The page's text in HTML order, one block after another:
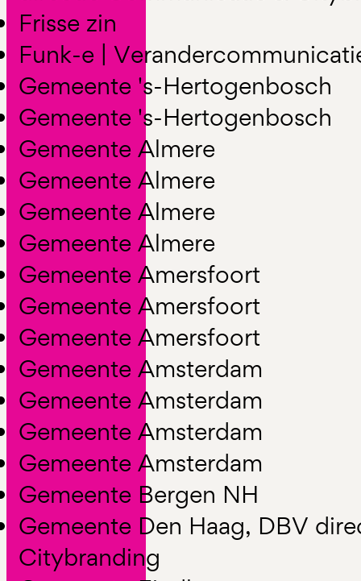
Frisse zin
Funk-e |
Gemeente 's-Hertogenbosch
Gemeente 's-Hertogenbosch
Gemeente Almere
Gemeente Almere
Gemeente Almere
Gemeente Almere
Gemeente Amersfoort
Gemeente Amersfoort
Gemeente Amersfoort
Gemeente Amsterdam
Gemeente Amsterdam
Gemeente Amsterdam
Gemeente Amsterdam
Gemeente Bergen NH
Gemeente Den Haag, DBV
Citybranding